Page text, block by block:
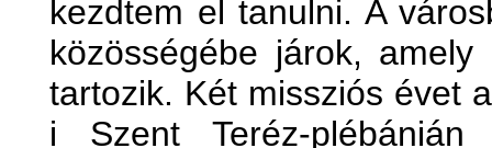
kezdtem el tanulni. A
közösségébe járok,
tartozik. Két missziós évet
i Szent Teréz-